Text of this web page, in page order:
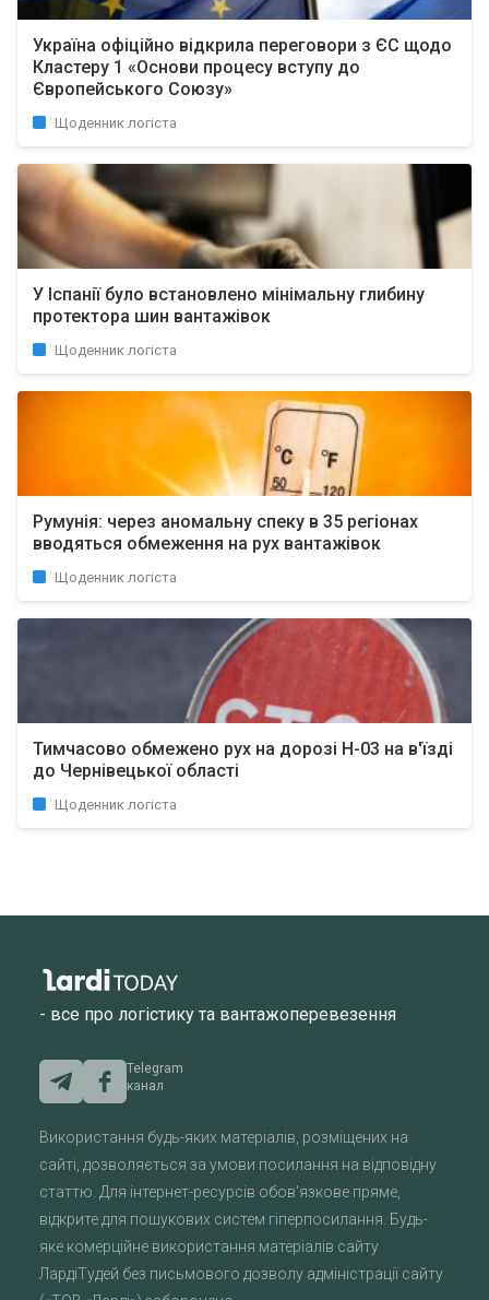
Україна офіційно відкрила переговори з ЄС щодо
Кластеру 1 «Основи процесу вступу до
Європейського Союзу»
Щоденник логіста
У Іспанії було встановлено мінімальну глибину
протектора шин вантажівок
Щоденник логіста
Румунія: через аномальну спеку в 35 регіонах
вводяться обмеження на рух вантажівок
Щоденник логіста
Тимчасово обмежено рух на дорозі Н-03 на в'їзді
до Чернівецької області
Щоденник логіста
- все про логістику та вантажоперевезення
Telegram
канал
Використання будь-яких матеріалів, розміщених на
сайті, дозволяється за умови посилання на відповідну
статтю. Для інтернет-ресурсів обов'язкове пряме,
відкрите для пошукових систем гіперпосилання. Будь-
яке комерційне використання матеріалів сайту
ЛардіТудей без письмового дозволу адміністрації сайту